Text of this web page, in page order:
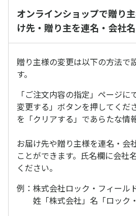
オンラインショップで贈り
け先・贈り主を連名・会社
贈り主様の変更は以下の方法で
す。
「ご注文内容の指定」ページに
変更する」ボタンを押してくだ
を「クリアする」であらたな情
お届け先や贈り主様を連名・会
ことができます。氏名欄に会社
ください。
例：株式会社ロック・フィール
姓「株式会社」名「ロック